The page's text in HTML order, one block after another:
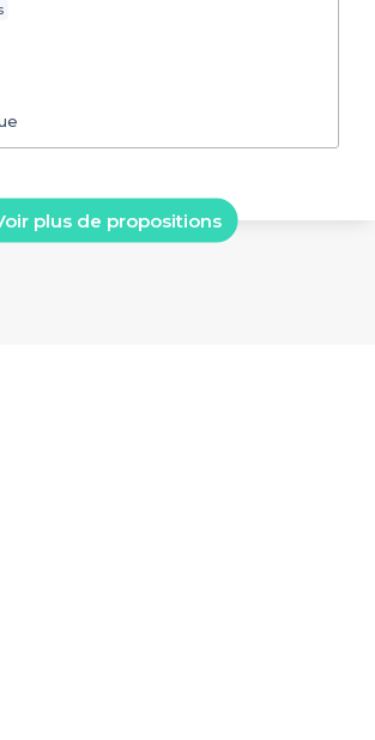
plus de propositions